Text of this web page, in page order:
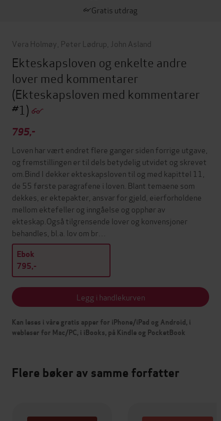
Gratis utdrag
Vera Holmøy Peter Lødrup John Asland
Ekteskapsloven og enkelte andre
lover med kommentarer
(Ekteskapsloven med kommentarer
#1)
795,-
Loven har vært endret flere ganger siden forrige utgave,
og fremstillingen er til dels betydelig utvidet og skrevet
om.Bind I dekker ekteskapsloven til og med kapittel 11,
de 55 første paragrafene i loven. Blant temaene som
dekkes, er ektepakter, ansvar for gjeld, eierforholdene
mellom ektefeller og inngåelse og opphør av
ekteskap.Også tilgrensende lover og konvensjoner
behandles, bl.a. lov om br…
Ebok
795,-
Legg i handlekurven
Kan leses i våre gratis apper for iPhone/iPad og Android, i
webleser for Mac/PC, i iBooks, på Kindle og PocketBook
Flere bøker av samme forfatter